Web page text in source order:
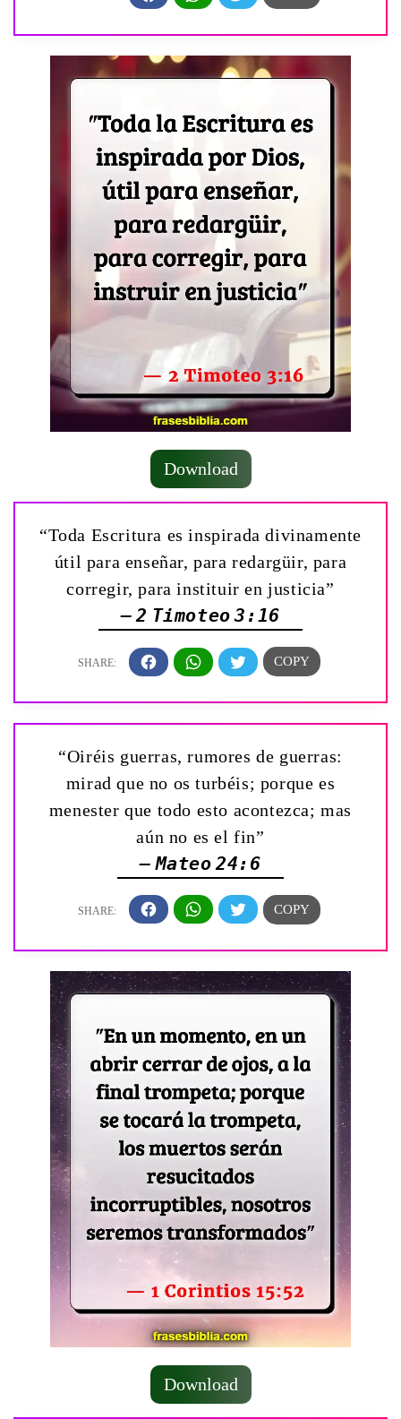
Download
“Toda Escritura es inspirada divinamente
útil para enseñar, para redargüir, para
corregir, para instituir en justicia”
— 2 Timoteo 3:16
“Oiréis guerras, rumores de guerras:
mirad que no os turbéis; porque es
menester que todo esto acontezca; mas
aún no es el fin”
— Mateo 24:6
Download